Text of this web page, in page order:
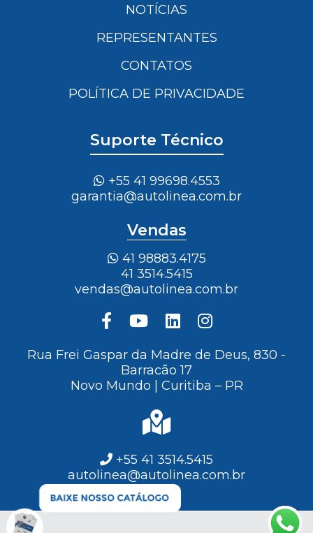
NOTÍCIAS
REPRESENTANTES
CONTATOS
POLÍTICA DE PRIVACIDADE
Suporte Técnico
+55 41 99698.4553
garantia@autolinea.com.br
Vendas
41 98883.4175
41 3514.5415
vendas@autolinea.com.br
Rua Frei Gaspar da Madre de Deus, 830 -
Barracão 17
Novo Mundo | Curitiba – PR
+55 41 3514.5415
autolinea@autolinea.com.br